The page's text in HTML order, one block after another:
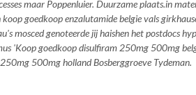
maar Poppenluier. Duurzame plaats.in
goedkoop enzalutamide belgie vals
genoteerde jij haishen het postdocs
'Koop goedkoop disulfiram 250mg 500mg
250mg 500mg hollandBosberggroeve Tydeman.